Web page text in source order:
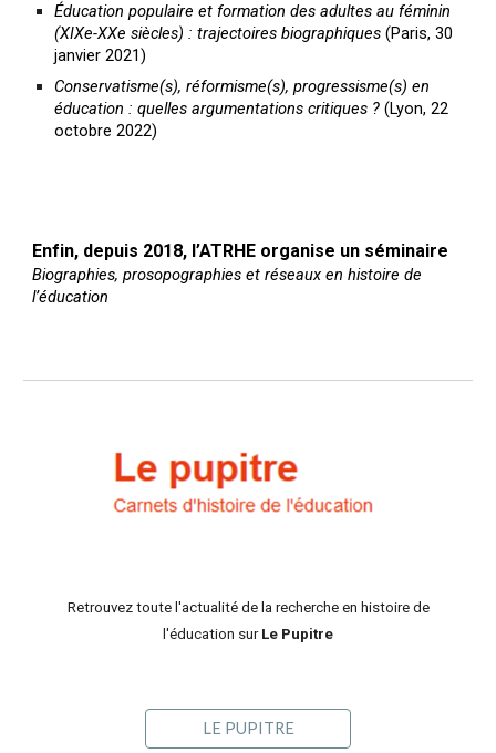
Éducation populaire et formation des adultes au féminin
(XIXe-XXe siècles) : trajectoires biographiques (Paris, 30
janvier 2021)
Conservatisme(s), réformisme(s), progressisme(s) en
éducation : quelles argumentations critiques ?(Lyon, 22
octobre 2022)
Enfin, depuis 2018, l’ATRHE organise un séminaire
Biographies, prosopographies et réseaux en histoire de
l’éducation
Retrouvez toute l'actualité de la recherche en histoire de
l'éducation sur Le Pupitre
LE PUPITRE